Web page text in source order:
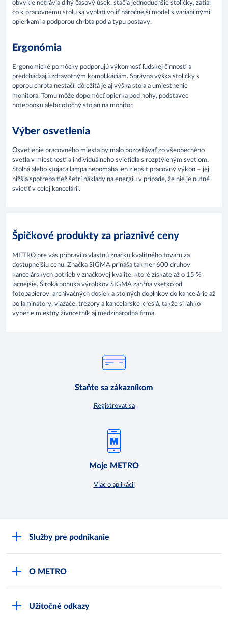
obvykle netrávia dlhý časový úsek, stačia jednoduchšie stoličky, zatiaľ
čo k pracovnému stolu sa vyplatí voliť náročnejší model s variabilnými
opierkami a podporou chrbta podľa typu postavy.
Ergonómia
Ergonomické pomôcky podporujú výkonnosť ľudskej činnosti a
predchádzajú zdravotným komplikáciám. Správna výška stoličky s
oporou chrbta nestačí, dôležitá je aj výška stola a umiestnenie
monitora. Tomu môže dopomôcť opierka pod nohy, podstavec
notebooku alebo otočný stojan na monitor.
Výber osvetlenia
Osvetlenie pracovného miesta by malo pozostávať zo všeobecného
svetla v miestnosti a individuálneho svietidla s rozptýleným svetlom.
Stolná alebo stojaca lampa nepomáha len zlepšiť pracovný výkon – jej
nižšia spotreba tiež šetrí náklady na energiu v prípade, že nie je nutné
svietiť v celej kancelárii.
Špičkové produkty za priaznivé ceny
METRO pre vás pripravilo vlastnú značku kvalitného tovaru za
dostupnejšiu cenu. Značka SIGMA prináša takmer 600 druhov
kancelárskych potrieb v značkovej kvalite, ktoré získate až o 15 %
lacnejšie. Široká ponuka výrobkov SIGMA zahŕňa všetko od
fotopapierov, archivačných dosiek a stolných doplnkov do kancelárie až
po laminátory, viazače, trezory a kancelárske kreslá, takže si ľahko
vyberie miestny živnostník aj medzinárodná firma.
Staňte sa zákazníkom
Registrovať sa
Moje METRO
Viac o aplikácii
Služby pre podnikanie
O METRO
Užitočné odkazy